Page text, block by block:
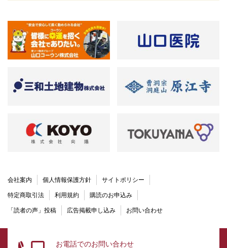
会社案内 個人情報保護方針 サイトポリシー
特定商取引法 利用規約 購読のお申込み
「読者の声」投稿 広告掲載申し込み お問い合わせ
お電話でのお問い合わせ